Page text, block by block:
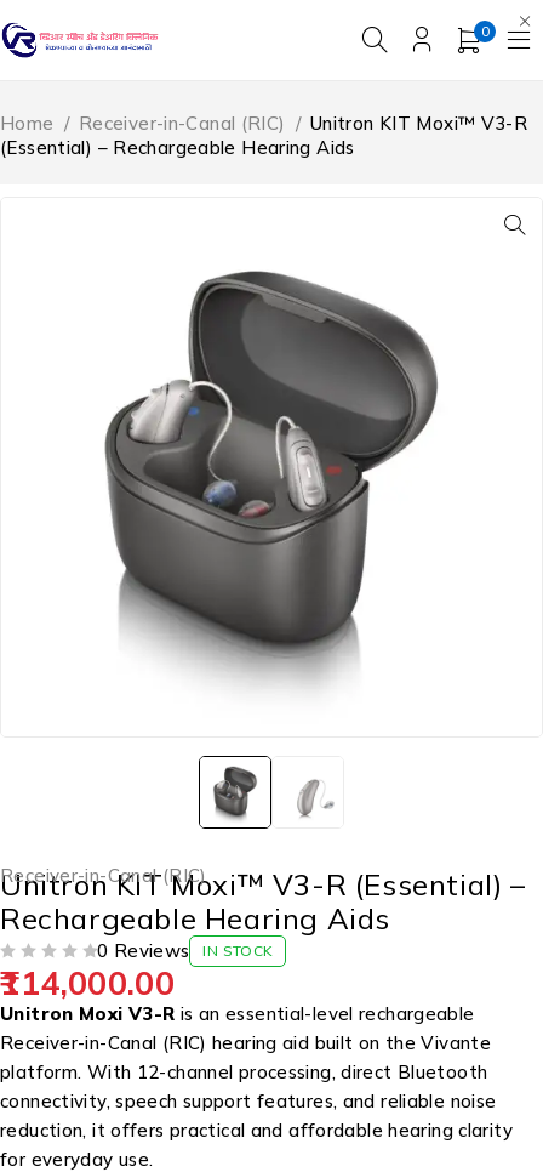
0
Home / Receiver-in-Canal (RIC) / Unitron KIT Moxi™ V3-R
(Essential) – Rechargeable Hearing Aids
Receiver-in-Canal (RIC)
Unitron KIT Moxi™ V3-R (Essential) –
Rechargeable Hearing Aids
0 Reviews IN STOCK
114,000.00
Unitron Moxi V3-R is an essential-level rechargeable
Receiver-in-Canal (RIC) hearing aid built on the Vivante
platform. With 12-channel processing, direct Bluetooth
connectivity, speech support features, and reliable noise
reduction, it offers practical and affordable hearing clarity
for everyday use.